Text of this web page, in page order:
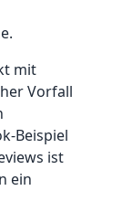
mit
Vorfall
Beispiel
ist
ein